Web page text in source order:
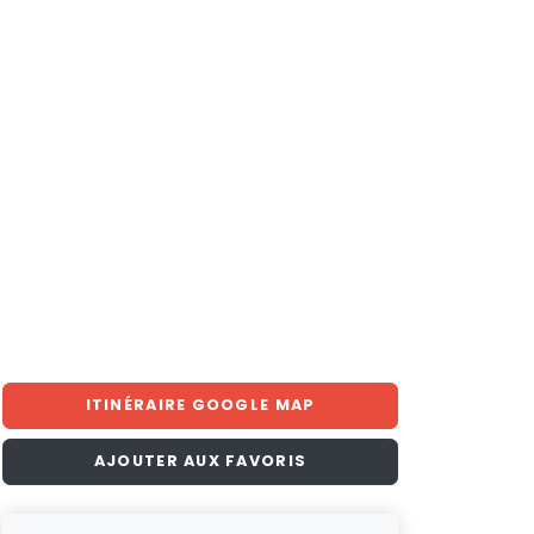
ITINÉRAIRE GOOGLE MAP
AJOUTER AUX FAVORIS